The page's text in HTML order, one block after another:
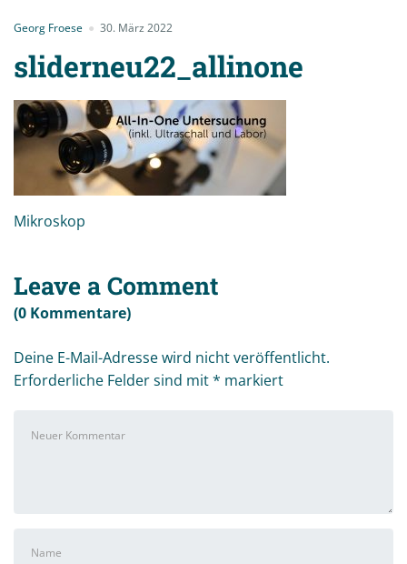
Georg Froese 30. März 2022
sliderneu22_allinone
Mikroskop
Leave a Comment
(0 Kommentare)
Deine E-Mail-Adresse wird nicht veröffentlicht.
Erforderliche Felder sind mit* markiert
Kommentar*